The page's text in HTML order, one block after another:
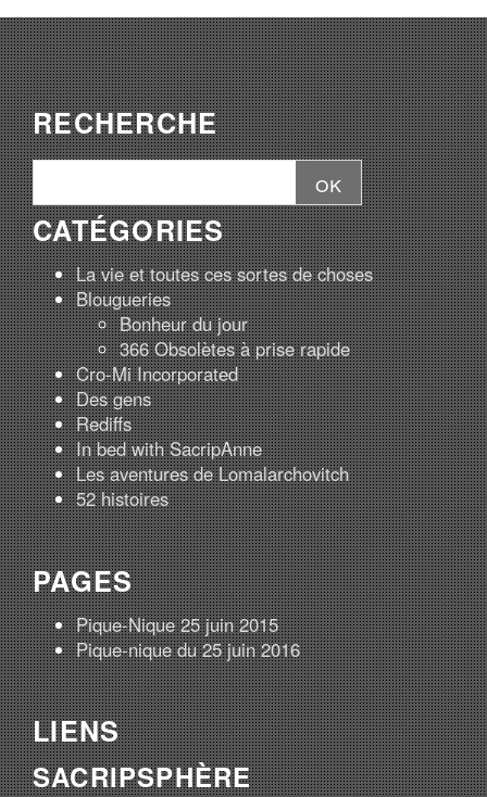
RECHERCHE
CATÉGORIES
La vie et toutes ces sortes de choses
Blougueries
Bonheur du jour
366 Obsolètes à prise rapide
Cro-Mi Incorporated
Des gens
Rediffs
In bed with SacripAnne
Les aventures de Lomalarchovitch
52 histoires
PAGES
Pique-Nique 25 juin 2015
Pique-nique du 25 juin 2016
LIENS
SACRIPSPHÈRE